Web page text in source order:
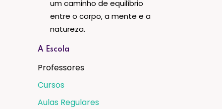
um caminho de equilíbrio
entre o corpo, a mente e a
natureza.
A Escola
Professores
Cursos
Aulas Regulares